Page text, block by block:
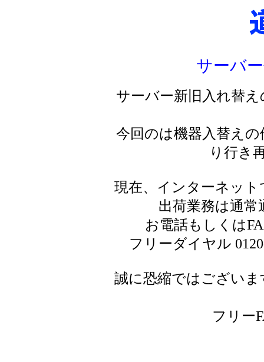
サーバ
サーバー新旧入れ替
今回のは機器入替え
り行き
現在、インターネッ
出荷業務は通
お電話もしくは
フリーダイヤル
誠に恐縮ではござい
フリー